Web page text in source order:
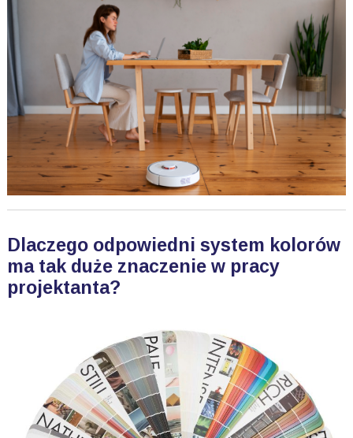
Dlaczego odpowiedni system kolorów
ma tak duże znaczenie w pracy
projektanta?
FILMY
G GALERIA
KONTAKT